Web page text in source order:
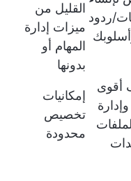
ردود
القليل من
ميزات إدارة
المهام أو
بدونها
إمكانيات
تخصيص
محدودة